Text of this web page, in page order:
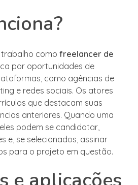
como freelancer de
por oportunidades de
como agências de
e redes sociais. Os atores
que destacam suas
anteriores. Quando uma
podem se candidatar,
e, se selecionados, assinar
para o projeto em questão.